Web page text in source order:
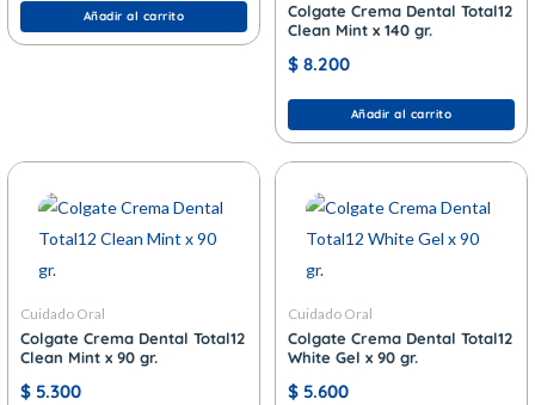
Añadir al carrito
Colgate Crema Dental Total12
Clean Mint x 140 gr.
$ 8.200
Añadir al carrito
Cuidado Oral
Colgate Crema Dental Total12
Clean Mint x 90 gr.
$ 5.300
Cuidado Oral
Colgate Crema Dental Total12
White Gel x 90 gr.
$ 5.600